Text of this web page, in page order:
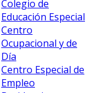
Colegio de
Educación Especial
Centro
Ocupacional y de
Día
Centro Especial de
Empleo